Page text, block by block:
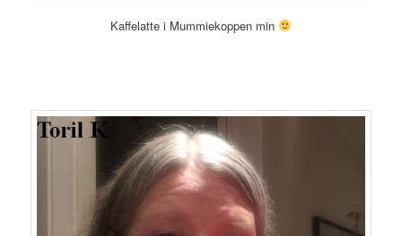
Kaffelatte i Mummiekoppen min